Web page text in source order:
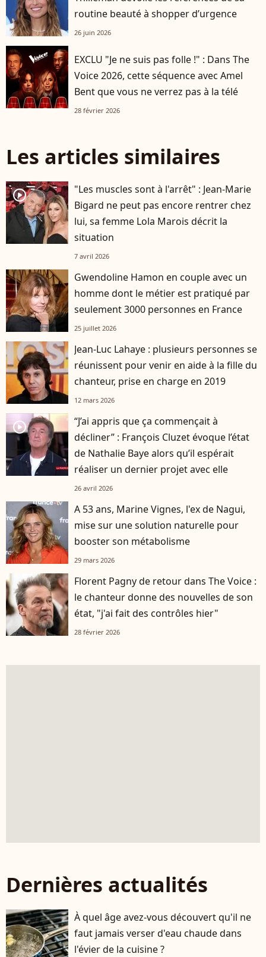
routine beauté à shopper d’urgence
26 juin 2026
EXCLU "Je ne suis pas folle !" : Dans The
Voice 2026, cette séquence avec Amel
Bent que vous ne verrez pas à la télé
28 février 2026
Les articles similaires
player2
"Les muscles sont à l'arrêt" : Jean-Marie
Bigard ne peut pas encore rentrer chez
lui, sa femme Lola Marois décrit la
situation
7 avril 2026
Gwendoline Hamon en couple avec un
homme dont le métier est pratiqué par
seulement 3000 personnes en France
25 juillet 2026
Jean-Luc Lahaye : plusieurs personnes se
réunissent pour venir en aide à la fille du
chanteur, prise en charge en 2019
12 mars 2026
player2
“J’ai appris que ça commençait à
décliner” : François Cluzet évoque l’état
de Nathalie Baye alors qu’il espérait
réaliser un dernier projet avec elle
26 avril 2026
A 53 ans, Marine Vignes, l'ex de Nagui,
mise sur une solution naturelle pour
booster son métabolisme
29 mars 2026
Florent Pagny de retour dans The Voice :
le chanteur donne des nouvelles de son
état, "j'ai fait des contrôles hier"
28 février 2026
Dernières actualités
À quel âge avez-vous découvert qu'il ne
faut jamais verser d'eau chaude dans
l'évier de la cuisine ?